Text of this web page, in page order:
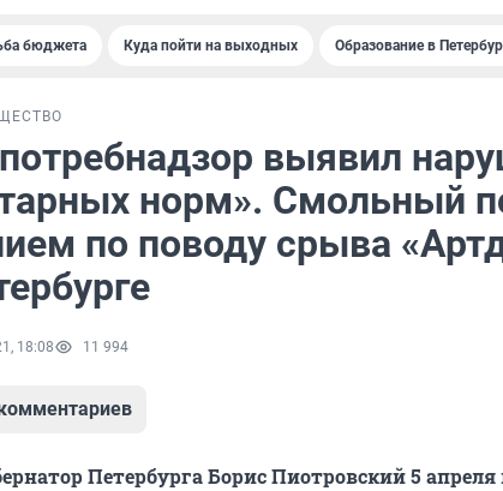
бюджета Куда пойти на выходных Образование в
выявил
норм». Смольный
по поводу срыва
18:08 11 994
Петербурга Борис Пиотровский 5